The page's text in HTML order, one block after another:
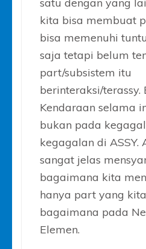
satu dengan yang
kita bisa membuat
bisa memenuhi
saja tetapi belum
part/subsistem itu
berinteraksi/terassy.
Kendaraan selama
bukan pada
kegagalan di ASSY.
sangat jelas
bagaimana kita
hanya part yang
bagaimana pada
Elemen.